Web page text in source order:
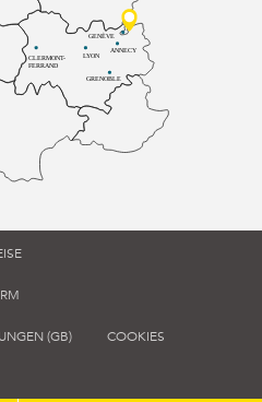
CLERMONT-
FERRAND
LYON
ANNECY
GRENOBLE
GENÈVE
(GB) COOKIES